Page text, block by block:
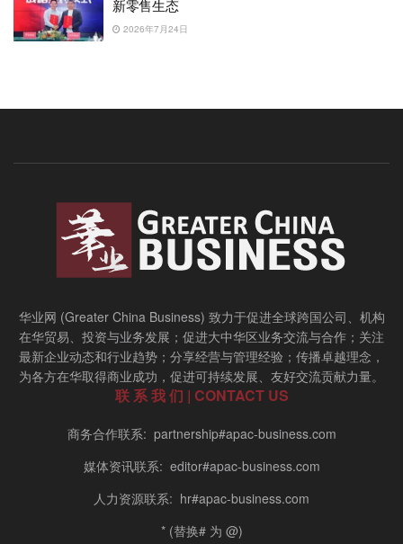
新零售生态
2026年7月24日
华业网 (Greater China Business) 致力于促进全球跨国公司、机构
在华贸易、投资与业务发展；促进大中华区业务交流与合作；关注
最新企业动态和行业趋势；分享经营与管理经验；传播卓越理念，
为各方在华取得商业成功，促进可持续发展、友好交流贡献力量。
联 系 我 们 | CONTACT US
商务合作联系: partnership#apac-business.com
媒体资讯联系: editor#apac-business.com
人力资源联系: hr#apac-business.com
* (替换# 为 @)